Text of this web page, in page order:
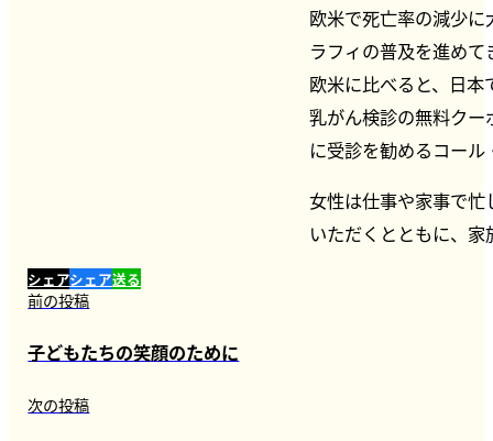
欧米で死亡率の減少
ラフィの普及を進めて
欧米に比べると、日
乳がん検診の無料ク
に受診を勧めるコー
女性は仕事や家事で
いただくとともに、
シェアシェア送る
前の投稿
子どもたちの笑顔のために
次の投稿